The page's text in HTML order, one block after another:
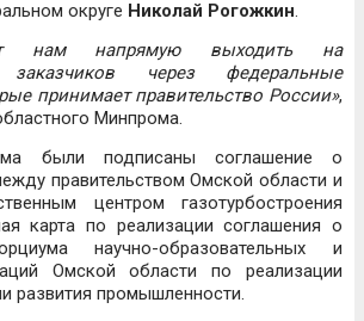
округе Николай Рогожкин.
нам напрямую выходить на
заказчиков через федеральные
принимает правительство России»,
Минпрома.
были подписаны соглашение о
правительством Омской области и
центром газотурбостроения
карта по реализации соглашения о
научно-образовательных и
Омской области по реализации
развития промышленности.